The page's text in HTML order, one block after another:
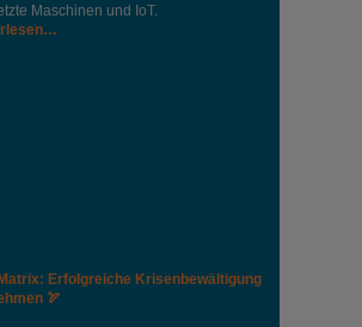
Maschinen und IoT.
Erfolgreiche Krisenbewältigung
🏹